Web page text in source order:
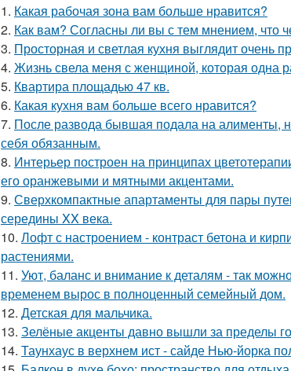
1. Какая рабочая зона вам больше нравится?
2. Как вам? Согласны ли вы с тем мнением, что
3. Просторная и светлая кухня выглядит очень
4. Жизнь свела меня с женщиной, которая одна
5. Квартира площадью 47 кв.
6. Какая кухня вам больше всего нравится?
7. После развода бывшая подала на алименты,
себя обязанным.
8. Интерьер построен на принципах
его оранжевыми и мятными акцентами.
9. Сверхкомпактные апартаменты для пары
середины XX века.
10. Лофт с настроением - контраст бетона и
растениями.
11. Уют, баланс и внимание к деталям - так
временем вырос в полноценный семейный дом.
12. Детская для мальчика.
13. Зелёные акценты давно вышли за пределы
14. Таунхаус в верхнем ист - сайде Нью-йорка